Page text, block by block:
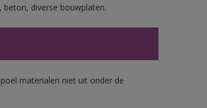
beton, diverse bouwplaten.
materialen niet uit onder de